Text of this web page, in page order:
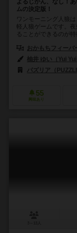
よるじかん、なし！
ムの決定版！
ワンモーニング人狼
軽人狼ゲームです。
ることができるのが
おかもちフィーバ
柚井 ゆい（Yui Yui
パズリア（
55
興味あり